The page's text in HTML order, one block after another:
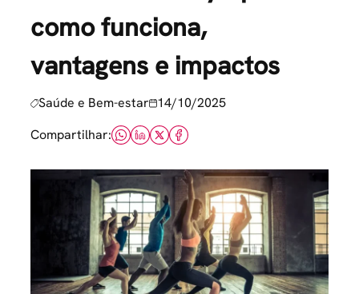
como funciona,
vantagens e impactos
Saúde e Bem-estar 14/10/2025
Compartilhar: